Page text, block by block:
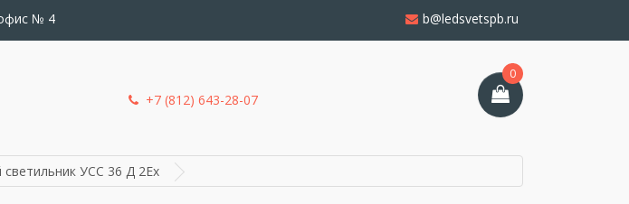
№ 4 b@ledsvetspb.ru
+7 (812) 643-28-07
0
УСС 36 Д 2Ex